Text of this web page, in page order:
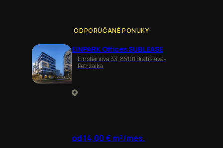
ODPORÚČANÉ PONUKY
EINPARK Offices SUBLEASE
Einsteinova 33, 85101 Bratislava-
Petržalka
od 14,00 € m²/mes.